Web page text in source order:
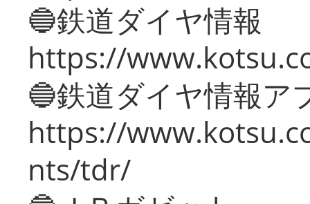
🔵鉄道ダイヤ情報
https://
🔵鉄道ダイヤ情報ア
https://
nts/tdr/